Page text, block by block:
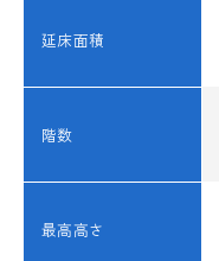
延床面積
階数
最高高さ